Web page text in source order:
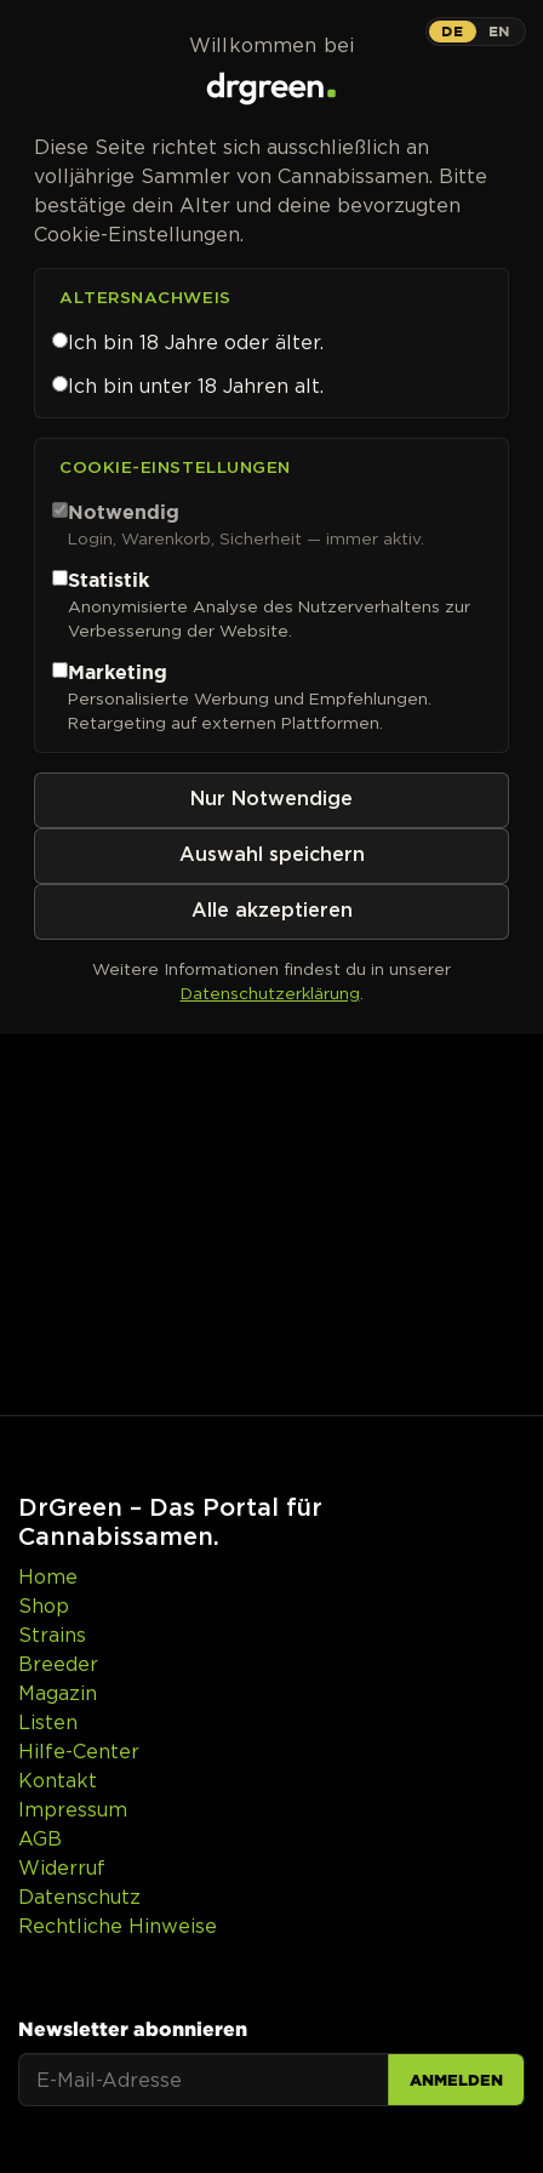
Paradise Seeds
Sortieren nach
Kein Produkt definiert
DrGreen – Das Portal für
Cannabissamen.
Home
Shop
Strains
Breeder
Magazin
Listen
Hilfe-Center
Kontakt
Impressum
AGB
Widerruf
Datenschutz
Rechtliche Hinweise
Newsletter abonnieren
ANMELDEN
DE EN
Willkommen bei
Diese Seite richtet sich ausschließlich an
volljährige Sammler von Cannabissamen. Bitte
bestätige dein Alter und deine bevorzugten
Cookie-Einstellungen.
ALTERSNACHWEIS
Ich bin 18 Jahre oder älter.
Ich bin unter 18 Jahren alt.
COOKIE-EINSTELLUNGEN
Notwendig
Login, Warenkorb, Sicherheit — immer aktiv.
Statistik
Anonymisierte Analyse des Nutzerverhaltens zur
Verbesserung der Website.
Marketing
Personalisierte Werbung und Empfehlungen.
Retargeting auf externen Plattformen.
Nur Notwendige
Auswahl speichern
Alle akzeptieren
Weitere Informationen findest du in unserer
Datenschutzerklärung